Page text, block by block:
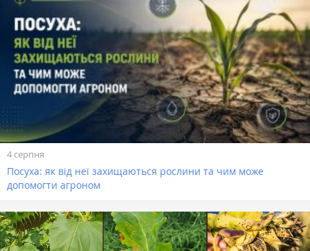
4 серпня
Посуха: як від неї захищаються рослини та чим може
допомогти агроном